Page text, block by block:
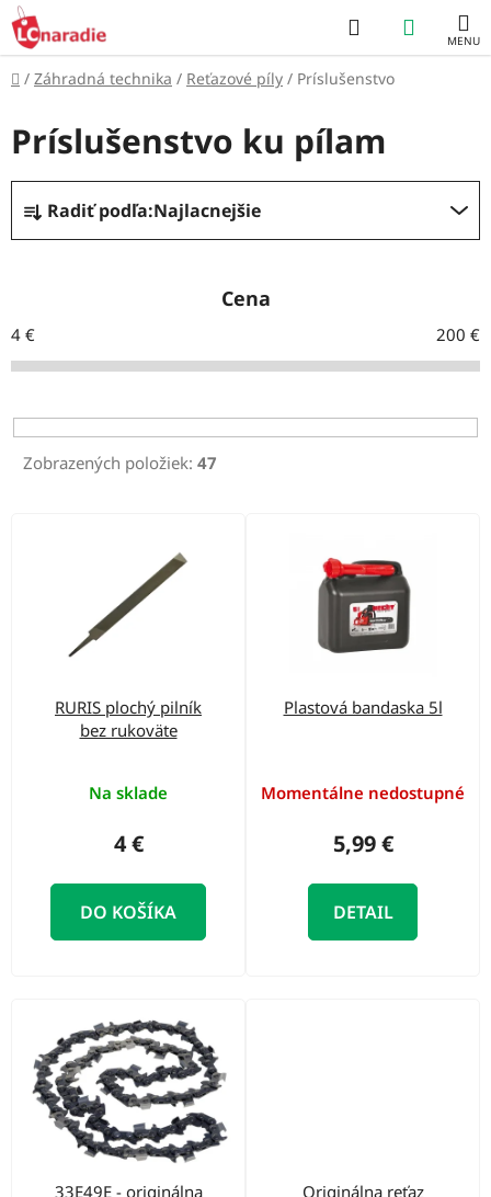
Prejsť
na
obsah
Hľadať
KOŠÍK
Domov
/ Záhradná technika / Reťazové píly / Príslušenstvo
Príslušenstvo ku pílam
R
a
n
i
p
r
Radiť podľa:Najlacnejšie
Cena
4 € 200 €
Zobrazených položiek: 47
RURIS plochý pilník
bez rukoväte
Na sklade
4 €
DO KOŠÍKA
Plastová bandaska 5l
Momentálne nedostupné
5,99 €
DETAIL
33E49E - originálna
Originálna reťaz